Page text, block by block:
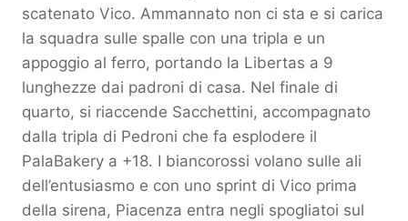
scatenato Vico. Ammannato non ci sta e si carica
la squadra sulle spalle con una tripla e un
appoggio al ferro, portando la Libertas a 9
lunghezze dai padroni di casa. Nel finale di
quarto, si riaccende Sacchettini, accompagnato
dalla tripla di Pedroni che fa esplodere il
PalaBakery a +18. I biancorossi volano sulle ali
dell’entusiasmo e con uno sprint di Vico prima
della sirena, Piacenza entra negli spogliatoi sul